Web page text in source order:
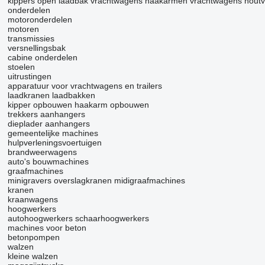
onderdelen
motoronderdelen
motoren
transmissies
versnellingsbak
cabine onderdelen
stoelen
uitrustingen
apparatuur voor vrachtwagens en trailers
laadkranen laadbakken
kipper opbouwen haakarm opbouwen
trekkers aanhangers
dieplader aanhangers
gemeentelijke machines
hulpverleningsvoertuigen
brandweerwagens
auto's bouwmachines
graafmachines
minigravers overslagkranen midigraafmachines
kranen
kraanwagens
hoogwerkers
autohoogwerkers schaarhoogwerkers
machines voor beton
betonpompen
walzen
kleine walzen